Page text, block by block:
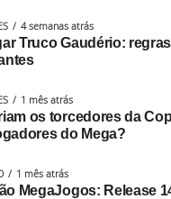
as peças ficavam
que a visualização da
problema
4 semanas atrás
Truco Gaudério:
1 mês atrás
os torcedores da
do Mega?
1 mês atrás
MegaJogos: Release